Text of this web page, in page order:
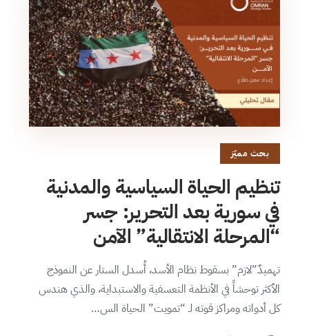
بحث مميّز
تنظيم الحياة السياسية والمدنية
في سورية بعد التحرير: جسر
“المرحلة الانتقالية” الآمن
تهميدٌ”لازم” بسقوط نظام الأسد، أُسدل الستار عن النموذج
الأكثر توحشاً في الأنظمة التعسفية والاستبداية، والذي هندس
كل أدواته ومراكز قوته لـ “تمويت” الحياة الس…